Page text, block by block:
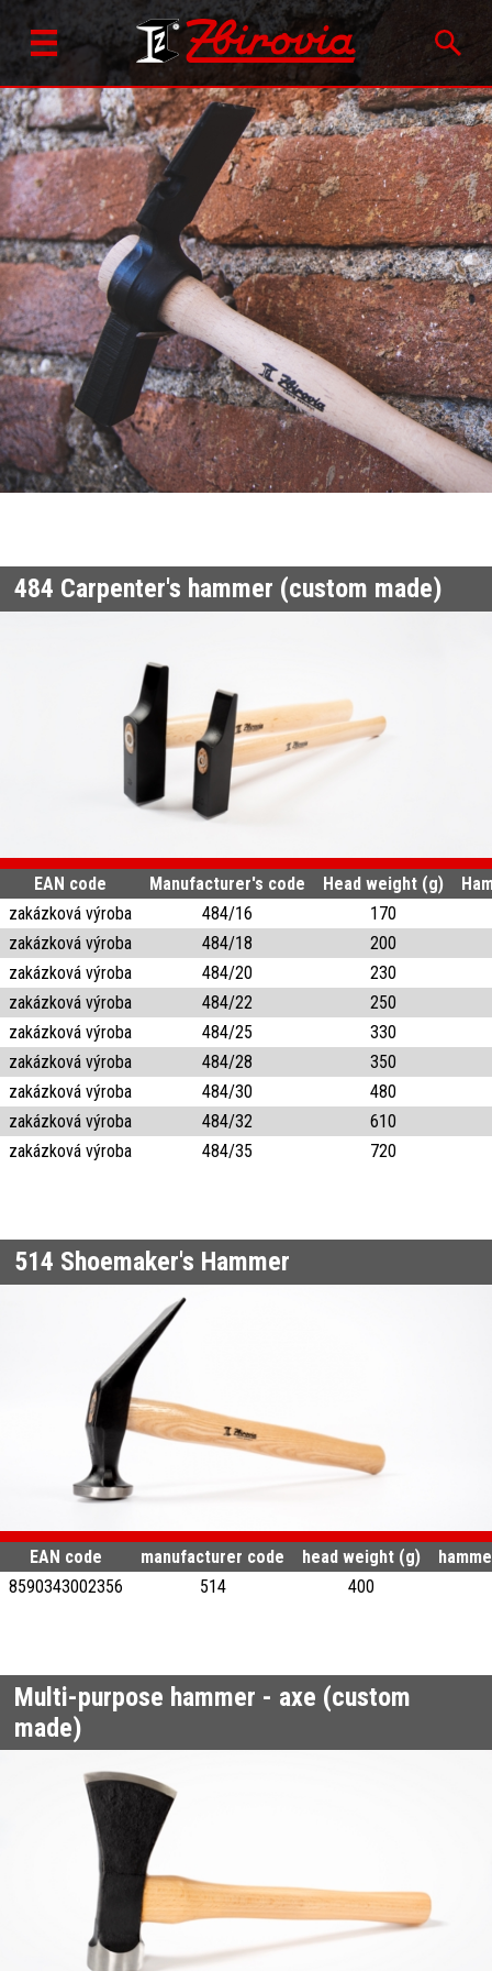
484 Carpenter's hammer (custom made)
EAN code Manufacturer's code Head weight (g)
zakázková výroba
484/16
170
zakázková výroba
484/18
200
zakázková výroba
484/20
230
zakázková výroba
484/22
250
zakázková výroba
484/25
330
zakázková výroba
484/28
350
zakázková výroba
484/30
480
zakázková výroba
484/32
610
zakázková výroba
484/35 720
514 Shoemaker's Hammer
EAN code manufacturer code head weight (g)
8590343002356
514 400
Multi-purpose hammer - axe (custom
made)